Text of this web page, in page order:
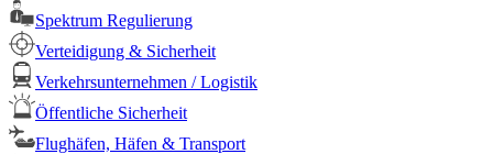
Spektrum Regulierung
Verteidigung & Sicherheit
Verkehrsunternehmen / Logistik
Öffentliche Sicherheit
Flughäfen, Häfen & Transport